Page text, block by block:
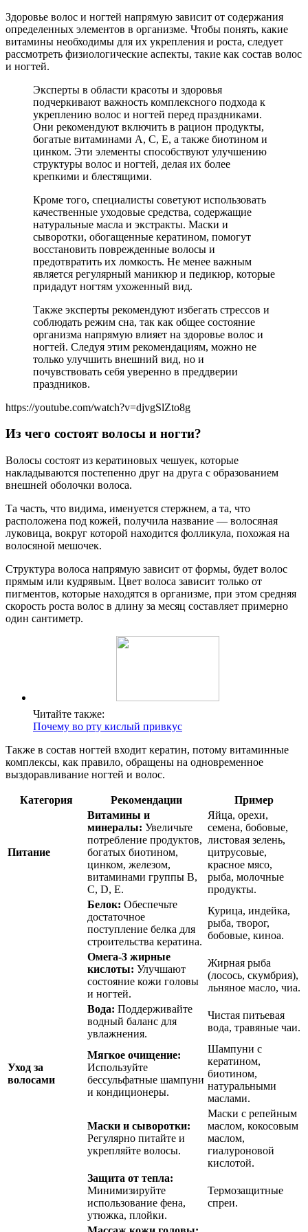
Здоровье волос и ногтей напрямую зависит от содержания
определенных элементов в организме. Чтобы понять, какие
витамины необходимы для их укрепления и роста, следует
рассмотреть физиологические аспекты, такие как состав волос
и ногтей.
Эксперты в области красоты и здоровья
подчеркивают важность комплексного подхода к
укреплению волос и ногтей перед праздниками.
Они рекомендуют включить в рацион продукты,
богатые витаминами A, C, E, а также биотином и
цинком. Эти элементы способствуют улучшению
структуры волос и ногтей, делая их более
крепкими и блестящими.
Кроме того, специалисты советуют использовать
качественные уходовые средства, содержащие
натуральные масла и экстракты. Маски и
сыворотки, обогащенные кератином, помогут
восстановить поврежденные волосы и
предотвратить их ломкость. Не менее важным
является регулярный маникюр и педикюр, которые
придадут ногтям ухоженный вид.
Также эксперты рекомендуют избегать стрессов и
соблюдать режим сна, так как общее состояние
организма напрямую влияет на здоровье волос и
ногтей. Следуя этим рекомендациям, можно не
только улучшить внешний вид, но и
почувствовать себя уверенно в преддверии
праздников.
https://youtube.com/watch?v=djvgSlZto8g
Из чего состоят волосы и ногти?
Волосы состоят из кератиновых чешуек, которые
накладываются постепенно друг на друга с образованием
внешней оболочки волоса.
Та часть, что видима, именуется стержнем, а та, что
расположена под кожей, получила название — волосяная
луковица, вокруг которой находится фолликула, похожая на
волосяной мешочек.
Структура волоса напрямую зависит от формы, будет волос
прямым или кудрявым. Цвет волоса зависит только от
пигментов, которые находятся в организме, при этом средняя
скорость роста волос в длину за месяц составляет примерно
один сантиметр.
Читайте также:
Почему во рту кислый привкус
Также в состав ногтей входит кератин, потому витаминные
комплексы, как правило, обращены на одновременное
выздоравливание ногтей и волос.
Категория Рекомендации Пример
Питание
Витамины и
минералы: Увеличьте
потребление продуктов,
богатых биотином,
цинком, железом,
витаминами группы B,
C, D, E.
Яйца, орехи,
семена, бобовые,
листовая зелень,
цитрусовые,
красное мясо,
рыба, молочные
продукты.
Белок: Обеспечьте
достаточное
поступление белка для
строительства кератина.
Курица, индейка,
рыба, творог,
бобовые, киноа.
Омега-3 жирные
кислоты: Улучшают
состояние кожи головы
и ногтей.
Жирная рыба
(лосось, скумбрия),
льняное масло, чиа.
Вода: Поддерживайте
водный баланс для
увлажнения.
Чистая питьевая
вода, травяные чаи.
Уход за
волосами
Мягкое очищение:
Используйте
бессульфатные шампуни
и кондиционеры.
Шампуни с
кератином,
биотином,
натуральными
маслами.
Маски и сыворотки:
Регулярно питайте и
укрепляйте волосы.
Маски с репейным
маслом, кокосовым
маслом,
гиалуроновой
кислотой.
Защита от тепла:
Минимизируйте
использование фена,
утюжка, плойки.
Термозащитные
спреи.